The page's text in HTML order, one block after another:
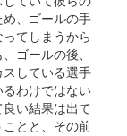
、ゴールの手
てしまうから
ゴールの後、
している選手
わけではない
い結果は出て
とと、その前